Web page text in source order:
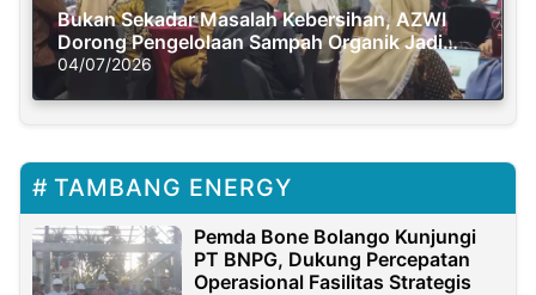
Bukan Sekadar Masalah Kebersihan, AZWI
Dorong Pengelolaan Sampah Organik Jadi
Solusi Krisis Iklim
04/07/2026
TAMBANG ENERGY
Pemda Bone Bolango Kunjungi
PT BNPG, Dukung Percepatan
Operasional Fasilitas Strategis